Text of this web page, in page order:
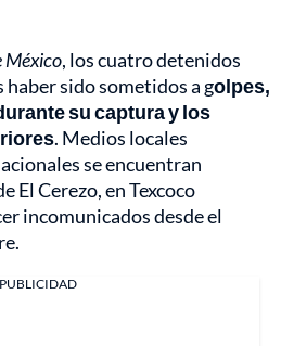
México, los cuatro detenidos
sido sometidos a golpes,
su captura y los
. Medios locales
se encuentran
El Cerezo, en Texcoco
incomunicados desde el
PUBLICIDAD